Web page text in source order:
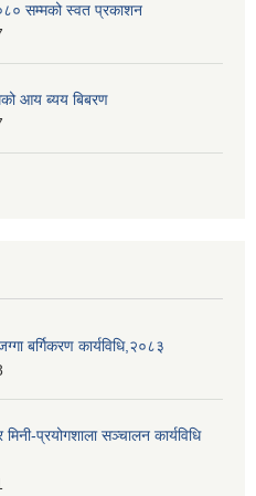
सम्मको स्वत प्रकाशन
आय ब्यय बिबरण
बर्गिकरण कार्यविधि,२०८३
प्रयोगशाला सञ्चालन कार्यविधि